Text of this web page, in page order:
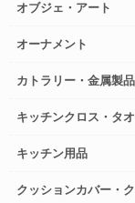
オブジェ・アート
オーナメント
カトラリー・金属製
キッチンクロス・タ
キッチン用品
クッションカバー・